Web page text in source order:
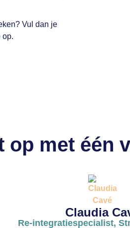
Vul dan je
op.
op met één
Claudia
Re-integratiespecialist,